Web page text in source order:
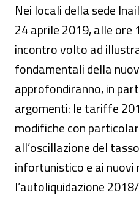
Nei locali della sede
24 aprile 2019, alle ore
incontro volto ad
fondamentali della
approfondiranno, in
argomenti: le tariffe
modifiche con
all’oscillazione del
infortunistico e ai
l’autoliquidazione